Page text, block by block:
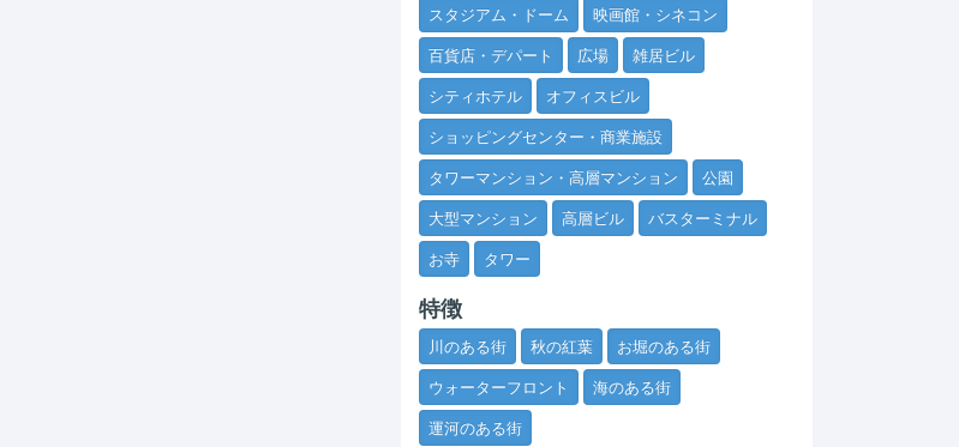
スタジアム・ドーム
映画館・シネコン
百貨店・デパート
広場
雑居ビル
シティホテル
オフィスビル
ショッピングセンター・商業施設
タワーマンション・高層マンション
公園
大型マンション
高層ビル
バスターミナル
お寺
タワー
特徴
川のある街 秋の紅葉
お堀のある街
ウォーターフロント
海のある街
運河のある街